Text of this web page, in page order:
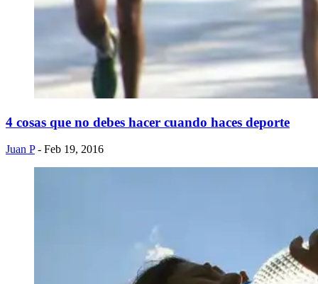
4 cosas que no debes hacer cuando haces deporte
Juan P - Feb 19, 2016